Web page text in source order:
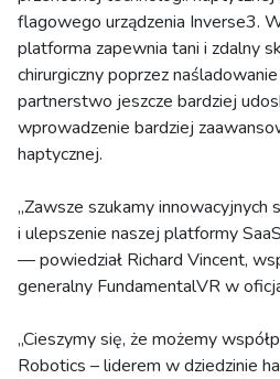
flagowego urządzenia Inverse3.
platforma zapewnia tani i zdalny
chirurgiczny poprzez
partnerstwo jeszcze bardziej
wprowadzenie bardziej
haptycznej.
„Zawsze szukamy innowacyjnych
i ulepszenie naszej platformy
— powiedział Richard Vincent,
generalny FundamentalVR w
„Cieszymy się, że możemy
Robotics – liderem w dziedzinie